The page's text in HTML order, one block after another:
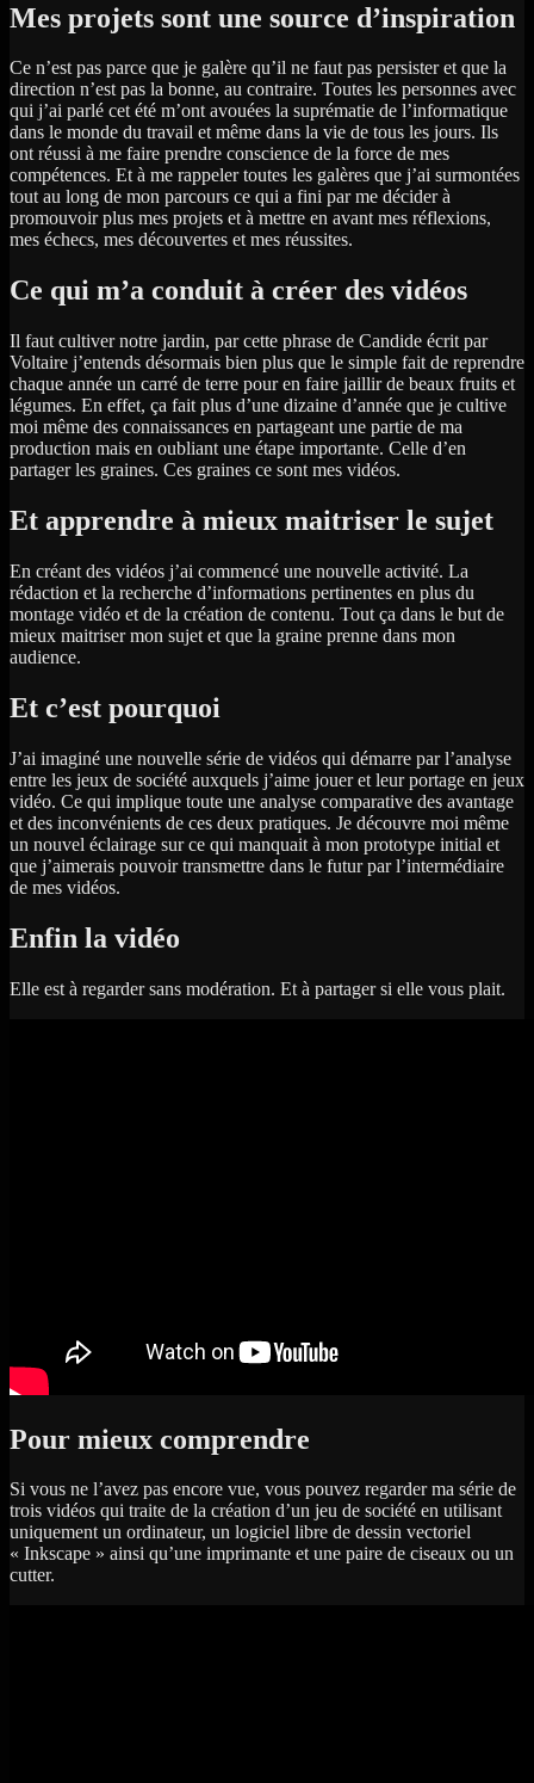
Mes projets sont une source d’inspiration
Ce n’est pas parce que je galère qu’il ne faut pas persister et que la
direction n’est pas la bonne, au contraire. Toutes les personnes avec
qui j’ai parlé cet été m’ont avouées la suprématie de l’informatique
dans le monde du travail et même dans la vie de tous les jours. Ils
ont réussi à me faire prendre conscience de la force de mes
compétences. Et à me rappeler toutes les galères que j’ai surmontées
tout au long de mon parcours ce qui a fini par me décider à
promouvoir plus mes projets et à mettre en avant mes réflexions,
mes échecs, mes découvertes et mes réussites.
Ce qui m’a conduit à créer des vidéos
Il faut cultiver notre jardin, par cette phrase de Candide écrit par
Voltaire j’entends désormais bien plus que le simple fait de reprendre
chaque année un carré de terre pour en faire jaillir de beaux fruits et
légumes. En effet, ça fait plus d’une dizaine d’année que je cultive
moi même des connaissances en partageant une partie de ma
production mais en oubliant une étape importante. Celle d’en
partager les graines. Ces graines ce sont mes vidéos.
Et apprendre à mieux maitriser le sujet
En créant des vidéos j’ai commencé une nouvelle activité. La
rédaction et la recherche d’informations pertinentes en plus du
montage vidéo et de la création de contenu. Tout ça dans le but de
mieux maitriser mon sujet et que la graine prenne dans mon
audience.
Et c’est pourquoi
J’ai imaginé une nouvelle série de vidéos qui démarre par l’analyse
entre les jeux de société auxquels j’aime jouer et leur portage en jeux
vidéo. Ce qui implique toute une analyse comparative des avantage
et des inconvénients de ces deux pratiques. Je découvre moi même
un nouvel éclairage sur ce qui manquait à mon prototype initial et
que j’aimerais pouvoir transmettre dans le futur par l’intermédiaire
de mes vidéos.
Enfin la vidéo
Elle est à regarder sans modération. Et à partager si elle vous plait.
Pour mieux comprendre
Si vous ne l’avez pas encore vue, vous pouvez regarder ma série de
trois vidéos qui traite de la création d’un jeu de société en utilisant
uniquement un ordinateur, un logiciel libre de dessin vectoriel
« Inkscape » ainsi qu’une imprimante et une paire de ciseaux ou un
cutter.